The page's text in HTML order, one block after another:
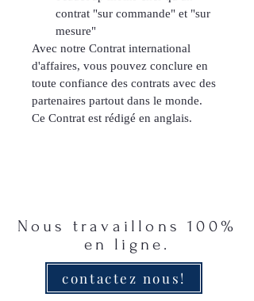
contrat "sur commande" et "sur
mesure"
Avec notre Contrat international
d'affaires, vous pouvez conclure en
toute confiance des contrats avec des
partenaires partout dans le monde.
Ce Contrat est rédigé en anglais.
Nous travaillons 100%
en ligne.
contactez nous!